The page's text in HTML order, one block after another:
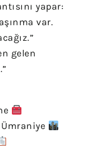
yapar:
var.
gelen
Ümraniye